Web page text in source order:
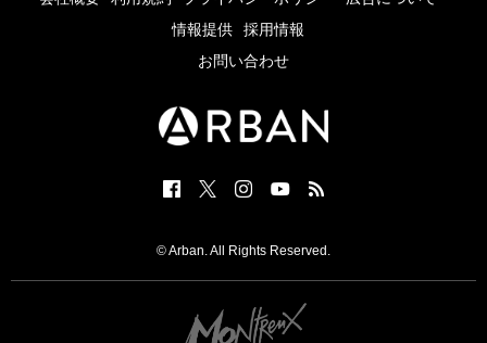
情報提供
採用情報
お問い合わせ
© Arban. All Rights Reserved.